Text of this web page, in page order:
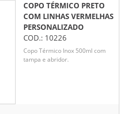
COPO TÉRMICO PRETO
COM LINHAS VERMELHAS
PERSONALIZADO
COD.: 10226
Copo Térmico Inox 500ml com
tampa e abridor.